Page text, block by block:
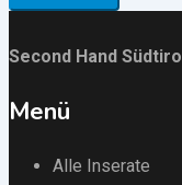
Second Hand Südtirol
Menü
Alle Inserate